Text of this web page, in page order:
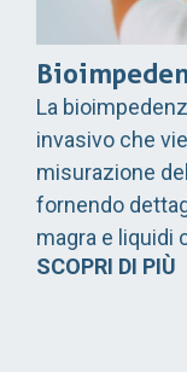
La
invasivo che
misurazione
fornendo
magra e liquidi
SCOPRI DI PIÙ